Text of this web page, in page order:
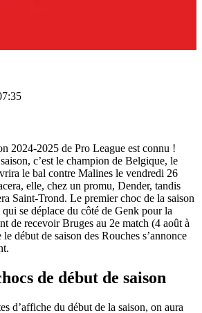
2024-2025 de Pro League est connu !
c’est le champion de Belgique, le
le bal contre Malines le vendredi 26
elle, chez un promu, Dender, tandis
Saint-Trond. Le premier choc de la saison
se déplace du côté de Genk pour la
de recevoir Bruges au 2e match (4 août à
début de saison des Rouches s’annonce
de début de saison
d’affiche du début de la saison, on aura